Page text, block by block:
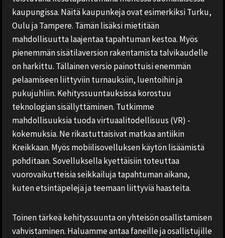
kaupungissa. Näitä kaupunkeja ovat esimerkiksi Turku,
Oulu ja Tampere. Tämän lisäksi mietitään
mahdollisuutta laajentaa tapahtuman kestoa. Myös
pienemmän sisätilaversion rakentamista talvikaudelle
on harkittu. Tällainen versio painottuisi enemmän
pelaamiseen liittyviin turnauksiin, luentoihin ja
pukujuhliin. Kehityssuuntauksissa korostuu
teknologian sisällyttäminen. Tutkimme
mahdollisuuksia tuoda virtuaalitodellisuus (VR) -
kokemuksia. Ne rikastuttaisivat matkaa antiikin
Kreikkaan. Myös mobiilisovelluksen käytön lisäämistä
pohditaan. Sovelluksella kyettäisiin toteuttaa
vuorovaikutteisia seikkailuja tapahtuman aikana,
kuten etsintäpelejä ja teemaan liittyviä haasteita.
Toinen tärkeä kehityssuunta on yhteisön osallistamisen
vahvistaminen. Haluamme antaa faneille ja osallistujille